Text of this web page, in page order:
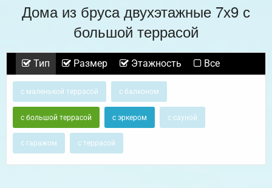
Дома из бруса двухэтажные 7х9 с
большой террасой
Тип Размер Этажность Все
с маленькой террасой с балконом
с большой террасой с эркером с сауной
с гаражом с террасой